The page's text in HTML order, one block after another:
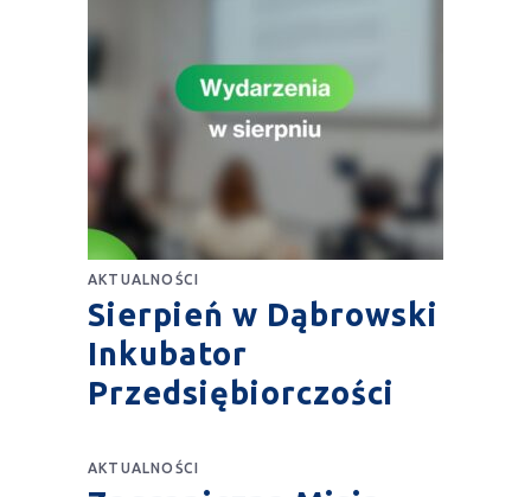
AKTUALNOŚCI
Sierpień w Dąbrowski
Inkubator
Przedsiębiorczości
AKTUALNOŚCI